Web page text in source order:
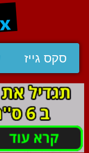
סקס גייז